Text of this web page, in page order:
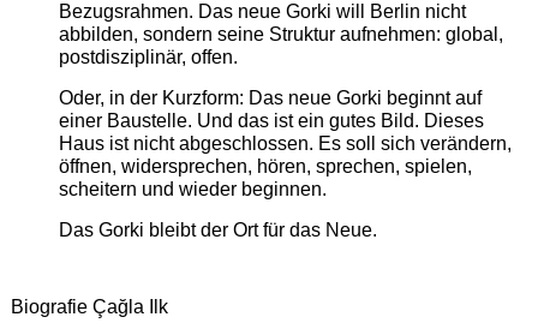
Bezugsrahmen. Das neue Gorki will Berlin nicht
abbilden, sondern seine Struktur aufnehmen: global,
postdisziplinär, offen.
Oder, in der Kurzform: Das neue Gorki beginnt auf
einer Baustelle. Und das ist ein gutes Bild. Dieses
Haus ist nicht abgeschlossen. Es soll sich verändern,
öffnen, widersprechen, hören, sprechen, spielen,
scheitern und wieder beginnen.
Das Gorki bleibt der Ort für das Neue.
Biografie Çağla Ilk